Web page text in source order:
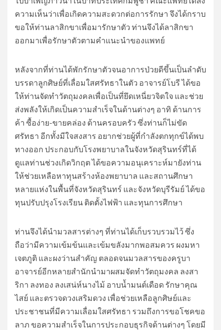
ความเห็นว่าเพื่อเกิดความสะดวกต่อการรักษา จึงได้กราบ
ขอให้ท่านลาสิกขาเพื่อมารักษาตัว ท่านจึงได้ลาสิกขา
ออกมาเพื่อรักษาตัวตามคำแนะนำของแพทย์
หลังจากที่ท่านได้พักรักษาตัวจนอาการป่วยดีขึ้นเป็นลำดับ
บรรดาลูกศิษย์ที่เลื่อมใสศรัทธาในตัว อาจารย์โบรี ได้ขอ
ให้ท่านจัดทำวัตถุมงคลเพื่อเป็นที่ยึดเหนี่ยวจิตใจ และช่วย
ส่งพลังให้เกิดเป็นความสำเร็จในด้านต่างๆ อาทิ ด้านการ
ค้า ซื้อง่าย-ขายคล่อง ด้านครอบครัว ซึ่งท่านก็ไม่ขัด
ศรัทธา อีกทั้งมีใจสงสาร อยากช่วยผู้ที่กำลังตกทุกข์ได้พบ
ทางออก ประกอบกับโรงพยาบาลในจังหวัดสุรินทร์ที่ได้
ดูแลท่านช่วงเกิดวิกฤต ได้ขอความอนุเคราะห์มายังท่าน
ให้ช่วยเหลือหาทุนสร้างห้องพยาบาล และสถานศึกษา
หลายแห่งในพื้นที่จังหวัดสุรินทร์ และจังหวัดบุรีรัมย์ ได้ขอ
ทุนปรับปรุงโรงเรียน ติดตั้งไฟฟ้า และทุนการศึกษา
ท่านจึงได้นำมวลสารต่างๆ ที่ท่านได้เก็บรวบรวมไว้ ซึ่ง
ถือว่ามีความเข้มข้นและเข้มขลังมากพอสมควร ผงมหา
เจตภูติ และผงว่านสำคัญ ตลอดจนมวลสารของครูบา
อาจารย์อีกหลายสำนักนำมาผสมจัดทำวัตถุมงคล ลงสา
ริกา ลงทอง ลงเสน่ห์นางไม้ อาบน้ำมนต์เดือด รักษาคุณ
ไสย์ และตรวจดวงเสริมดวง เพื่อช่วยเหลือลูกศิษย์และ
ประชาชนที่มีความเลื่อมใสศรัทธา รวมถึงการขอโชคขอ
ลาภ ขอความสำเร็จในการประกอบธุรกิจด้านต่างๆ โดยมี